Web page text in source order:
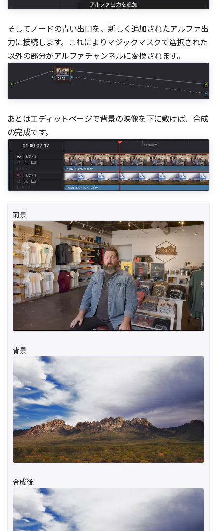
そしてノードの青い出口を、新しく追加されたアルファ出
力に接続します。これによりマジックマスクで選択された
以外の部分がアルファチャンネルに変換されます。
あとはエディットページで背景の映像を下に敷けば、合成
の完成です。
前景
背景
合成後